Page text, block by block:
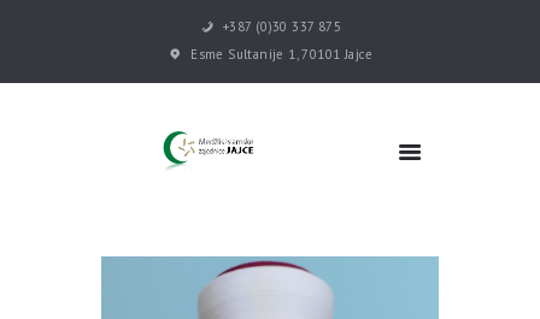
+387 (0)30 337 875
Esme Sultanije 1, 70101 Jajce
POČETNA
DŽEMATI
MEKTEB